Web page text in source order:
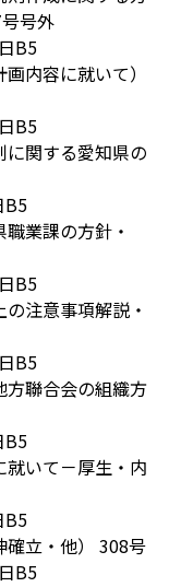
号外
B5
内容に就いて）
B5
関する愛知県の
B5
業課の方針・
B5
注意事項解説・
B5
方聯合会の組織方
B5
いて－厚生・内
B5
立・他）
308号
B5